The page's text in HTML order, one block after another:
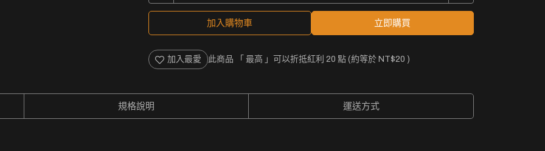
加入購物車 立即購買
加入最愛 此商品 「 最高 」可以折抵紅利 20 點 (約等於 NT$20 )
規格說明 運送方式